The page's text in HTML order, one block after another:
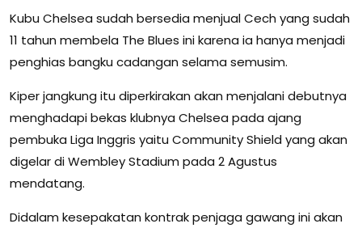
Kubu Chelsea sudah bersedia menjual Cech yang sudah
11 tahun membela The Blues ini karena ia hanya menjadi
penghias bangku cadangan selama semusim.
Kiper jangkung itu diperkirakan akan menjalani debutnya
menghadapi bekas klubnya Chelsea pada ajang
pembuka Liga Inggris yaitu Community Shield yang akan
digelar di Wembley Stadium pada 2 Agustus
mendatang.
Didalam kesepakatan kontrak penjaga gawang ini akan